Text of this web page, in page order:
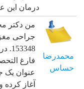
درمان این
محمدرضا
حساس
من دکتر
جراحی
فارغ
عنوان یک
آغاز کرده